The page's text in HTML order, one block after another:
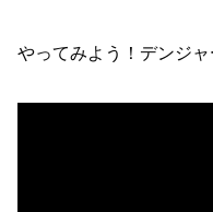
やってみよう！デンジャ